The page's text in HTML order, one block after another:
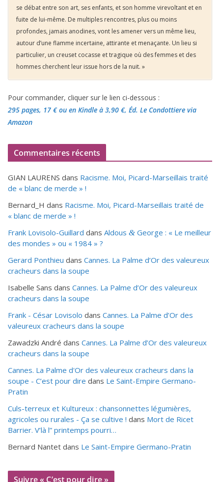
se débat entre son art, ses enfants, et son homme virevoltant et en
fuite de lui-même. De multiples rencontres, plus ou moins
profondes, jamais anodines, vont les amener vers un même lieu,
autour d’une flamme incertaine, attirante et menaçante. Un lieu si
particulier, un creuset cocasse et tragique où des femmes et des
hommes cherchent leur issue hors de la nuit. »
Pour commander, cliquer sur le lien ci-dessous :
295 pages, 17 €ou en Kindle à 3,90 €, Éd. Le Condottiere via
Amazon
Commentaires récents
GIAN LAURENS dans Racisme. Moi, Picard-Marseillais traité
de « blanc de merde » !
Bernard_H dans Racisme. Moi, Picard-Marseillais traité de
« blanc de merde » !
Frank Lovisolo-Guillard dans Aldous & George : « Le meilleur
des mondes » ou « 1984 » ?
Gerard Ponthieu dans Cannes. La Palme d’Or des valeureux
cracheurs dans la soupe
Isabelle Sans dans Cannes. La Palme d’Or des valeureux
cracheurs dans la soupe
Frank - César Lovisolo dans Cannes. La Palme d’Or des
valeureux cracheurs dans la soupe
Zawadzki André dans Cannes. La Palme d’Or des valeureux
cracheurs dans la soupe
Cannes. La Palme d'Or des valeureux cracheurs dans la
soupe - C’est pour dire dans Le Saint-Empire Germano-
Pratin
Culs-terreux et Kultureux : chansonnettes légumières,
agricoles ou rurales - Ça se cultive ! dans Mort de Ricet
Barrier. V’là l” printemps pourri…
Bernard Nantet dans Le Saint-Empire Germano-Pratin
Suivre « C’est pour dire »